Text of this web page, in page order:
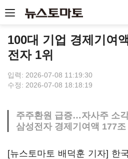
100대 기업 경제기여
전자 1위
입력: 2026-07-08 11:19:30
수정: 2026-07-08 18:18:19
주주환원 급증…자사주 소
삼성전자 경제기여액 177
[뉴스토마토 배덕훈 기자] 한